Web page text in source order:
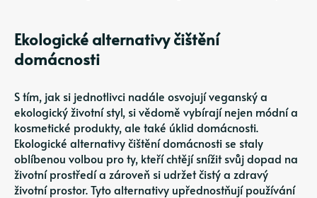
Ekologické alternativy čištění
domácnosti
S tím, jak si jednotlivci nadále osvojují veganský a
ekologický životní styl, si vědomě vybírají nejen módní a
kosmetické produkty, ale také úklid domácnosti.
Ekologické alternativy čištění domácnosti se staly
oblíbenou volbou pro ty, kteří chtějí snížit svůj dopad na
životní prostředí a zároveň si udržet čistý a zdravý
životní prostor. Tyto alternativy upřednostňují používání